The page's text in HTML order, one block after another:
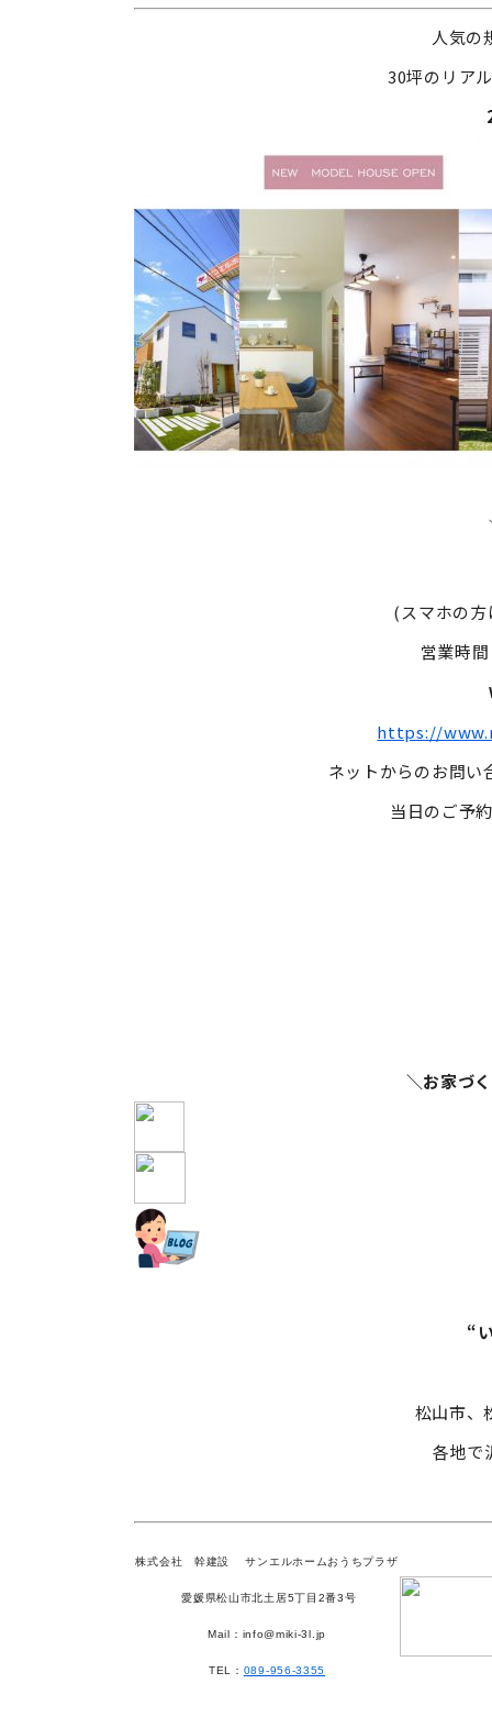
人気の
30坪のリア
(スマホの
営業時
https://
ネットからのお問い
当日のご予
＼お家づ
“
松山市、
各地で
株式会社 幹建設サンエルホームおうちプラザ
愛媛県松山市北土居5丁目2番3号
Mail：info@miki-3l.jp
TEL： 089-956-3355